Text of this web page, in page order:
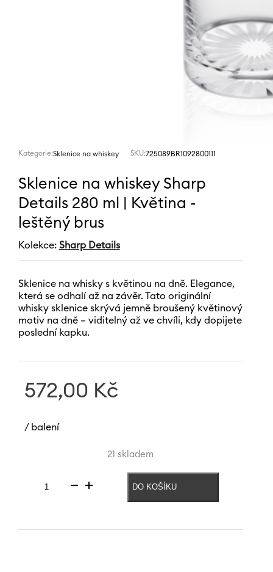
Kategorie:Sklenice na whiskey SKU:725089BR1092800111
Sklenice na whiskey Sharp
Details 280 ml | Květina -
leštěný brus
Kolekce: Sharp Details
Sklenice na whisky s květinou na dně. Elegance,
která se odhalí až na závěr. Tato originální
whisky sklenice skrývá jemně broušený květinový
motiv na dně – viditelný až ve chvíli, kdy dopijete
poslední kapku.
572,00 Kč
/ balení
21 skladem
Sklenice
Sharp
DO KOŠÍKU